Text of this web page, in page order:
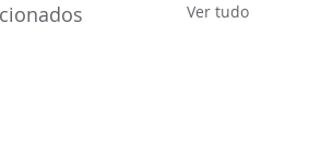
Ver tudo